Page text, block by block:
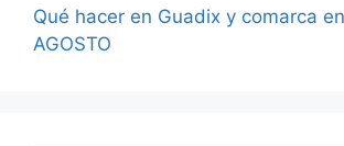
Qué hacer en Guadix y comarca
AGOSTO